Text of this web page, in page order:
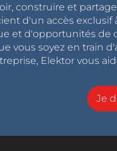
construire et
d'un accès exclusif
et d'opportunités de
vous soyez en train
Elektor vous
Je